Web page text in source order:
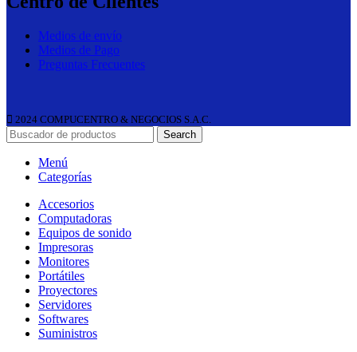
Medios de envío
Medios de Pago
Preguntas Frecuentes
2024 COMPUCENTRO & NEGOCIOS S.A.C.
Search
Menú
Categorías
Accesorios
Computadoras
Equipos de sonido
Impresoras
Monitores
Portátiles
Proyectores
Servidores
Softwares
Suministros